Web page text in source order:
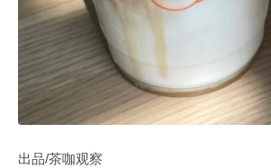
出品/茶咖观察